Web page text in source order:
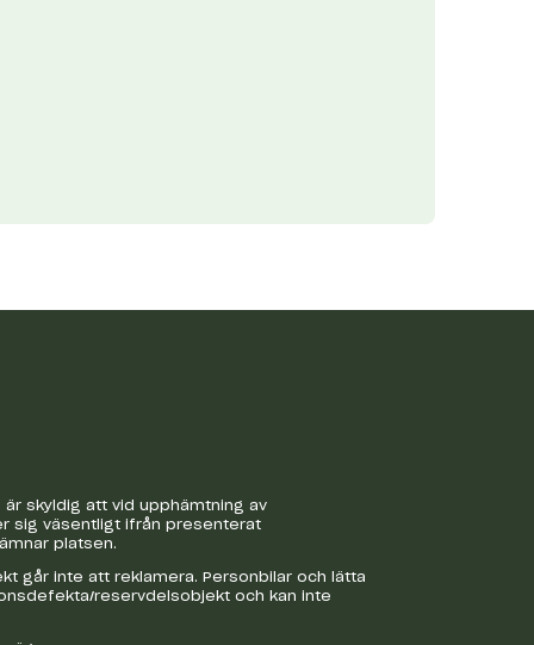
skyldig att vid upphämtning av
sig väsentligt ifrån presenterat
platsen.
går inte att reklamera. Personbilar och lätta
reservdelsobjekt och kan inte